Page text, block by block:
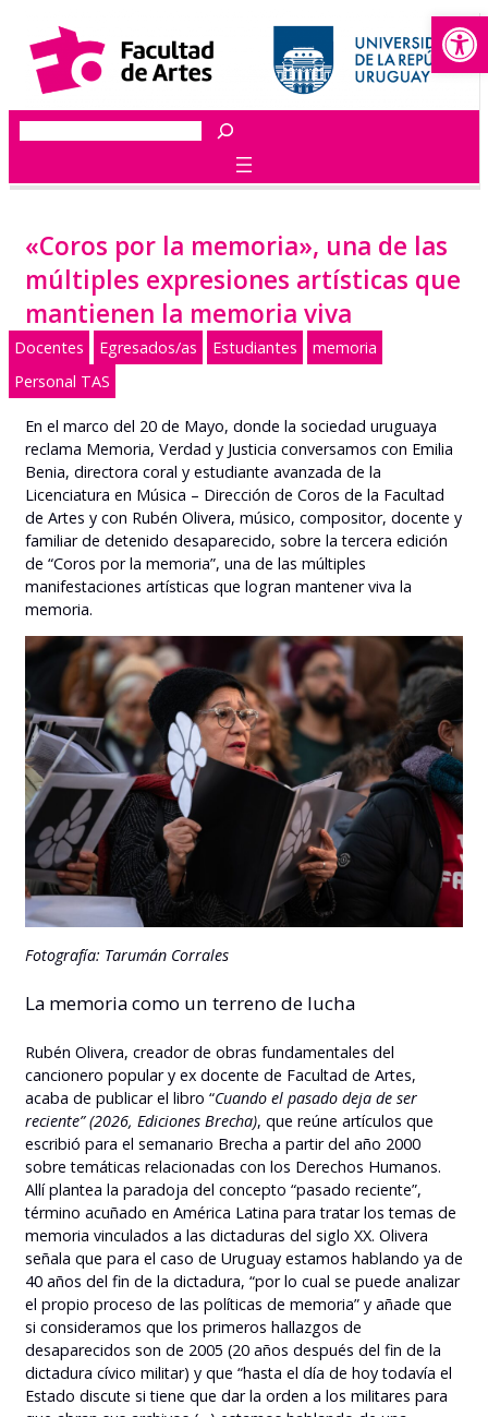
contenido
Buscar
«Coros por la memoria», una de las
múltiples expresiones artísticas que
mantienen la memoria viva
Docentes Egresados/as Estudiantes
memoria
Personal TAS
En el marco del 20 de Mayo, donde la sociedad uruguaya
reclama Memoria, Verdad y Justicia conversamos con Emilia
Benia, directora coral y estudiante avanzada de la
Licenciatura en Música – Dirección de Coros de la Facultad
de Artes y con Rubén Olivera, músico, compositor, docente y
familiar de detenido desaparecido, sobre la tercera edición
de “Coros por la memoria”, una de las múltiples
manifestaciones artísticas que logran mantener viva la
memoria.
Fotografía: Tarumán Corrales
La memoria como un terreno de lucha
Rubén Olivera, creador de obras fundamentales del
cancionero popular y ex docente de Facultad de Artes,
acaba de publicar el libro “Cuando el pasado deja de ser
reciente” (2026, Ediciones Brecha), que reúne artículos que
escribió para el semanario Brecha a partir del año 2000
sobre temáticas relacionadas con los Derechos Humanos.
Allí plantea la paradoja del concepto “pasado reciente”,
término acuñado en América Latina para tratar los temas de
memoria vinculados a las dictaduras del siglo XX. Olivera
señala que para el caso de Uruguay estamos hablando ya de
40 años del fin de la dictadura, “por lo cual se puede analizar
el propio proceso de las políticas de memoria” y añade que
si consideramos que los primeros hallazgos de
desaparecidos son de 2005 (20 años después del fin de la
dictadura cívico militar) y que “hasta el día de hoy todavía el
Estado discute si tiene que dar la orden a los militares para